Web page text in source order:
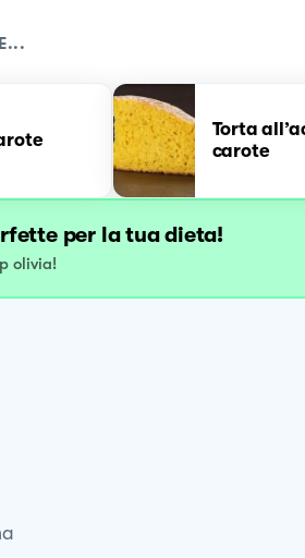
Torta
carote
per la tua dieta!
olivia!